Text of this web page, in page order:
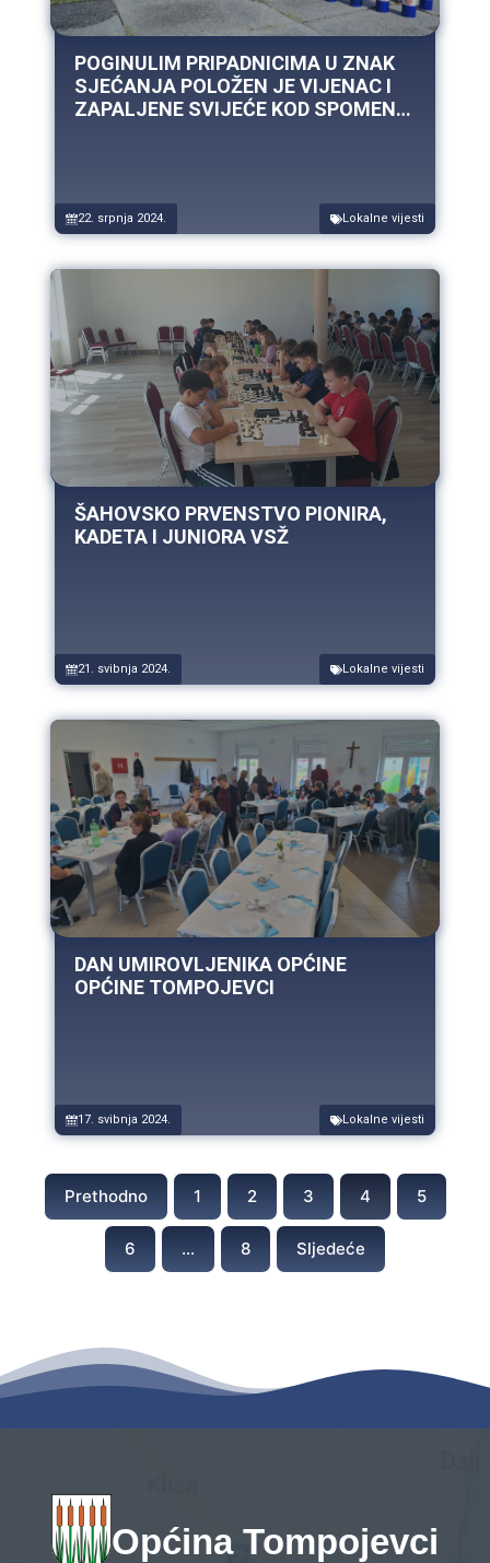
POGINULIM PRIPADNICIMA U ZNAK
SJEĆANJA POLOŽEN JE VIJENAC I
ZAPALJENE SVIJEĆE KOD SPOMEN
22. srpnja 2024. Lokalne vijesti
ŠAHOVSKO PRVENSTVO PIONIRA,
KADETA I JUNIORA VSŽ
21. svibnja 2024. Lokalne vijesti
DAN UMIROVLJENIKA OPĆINE
OPĆINE TOMPOJEVCI
17. svibnja 2024. Lokalne vijesti
Prethodno 1 2 3 4 5
6 … 8 Sljedeće
Općina Tompojevci